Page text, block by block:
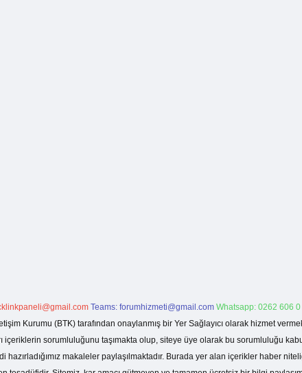
Teams: forumhizmeti@gmail.com Whatsapp: 0262 606 0
Kurumu (BTK) tarafından onaylanmış bir Yer Sağlayıcı olarak hizmet
içeriklerin sorumluluğunu taşımakta olup, siteye üye olarak bu sorumluluğu
hazırladığımız makaleler paylaşılmaktadır. Burada yer alan içerikler haber